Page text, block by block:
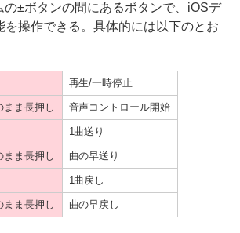
の±ボタンの間にあるボタンで、iOSデ
を操作できる。具体的には以下のとお
再生/一時停止
まま長押し 音声コントロール開始
1曲送り
まま長押し 曲の早送り
1曲戻し
まま長押し 曲の早戻し